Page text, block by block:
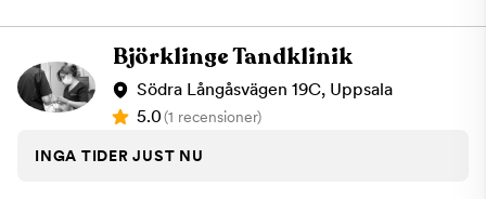
Björklinge Tandklinik
Södra Långåsvägen 19C, Uppsala
5.0(1 recensioner)
INGA TIDER JUST NU